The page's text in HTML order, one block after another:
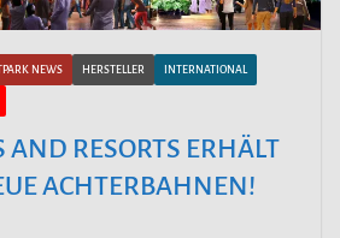
NEWS HERSTELLER INTERNATIONAL
AND RESORTS ERHÄLT
ACHTERBAHNEN!